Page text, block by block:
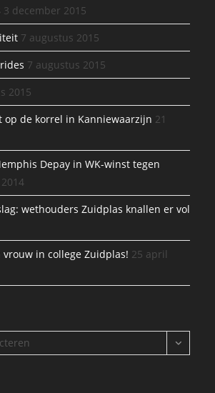
3 december 2015
7 augustus 2015
7 augustus 2015
2015
op de korrel in Kanniewaarzijn 21
Depay in WK-winst tegen
wethouders Zuidplas knallen er vol
in college Zuidplas! 25 april